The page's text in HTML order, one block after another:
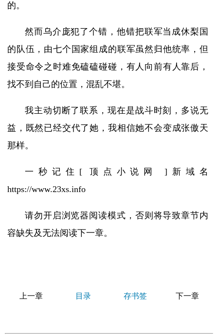
的。
然而乌介庞犯了个错，他错把联军当成休梨国
的队伍，由七个国家组成的联军虽然归他统率，但
接受命令之时难免磕磕碰碰，有人向前有人靠后，
找不到自己的位置，混乱不堪。
我主动切断了联系，现在是战斗时刻，多说无
益，既然已经交代了她，我相信她不会变成张傲天
那样。
一秒记住[ 顶点小说网 ]新域名
https://www.23xs.info
请勿开启浏览器阅读模式，否则将导致章节内
容缺失及无法阅读下一章。
上一章 目录 存书签 下一章